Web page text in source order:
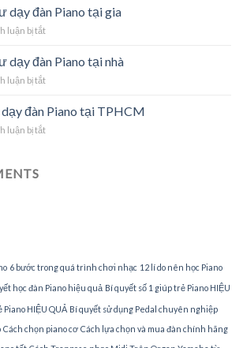
tạigia
sư
dạy
Piano
TPHCM
dạy đàn Piano tại gia
luận bị tắtở
gia
sư
dạy
Piano
gia
dạy đàn Piano tại nhà
luận bị tắtở
gia
sư
dạy
đàn Piano tại TPHCM
luận bị tắtở
6 bước trong quá trình chơi nhạc 12 lí do nên học Piano
học đàn Piano hiệu quả Bí quyết số 1 giúp trẻ Piano HIỆU
Piano HIỆU QUẢ Bí quyết sử dụng Pedal chuyên nghiệp
Cách chọn piano cơ Cách lựa chọn và mua đàn chính hãng